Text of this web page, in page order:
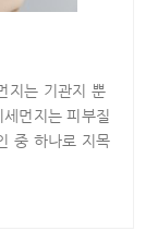
지는 기관지 뿐
먼지는 피부질
중 하나로 지목